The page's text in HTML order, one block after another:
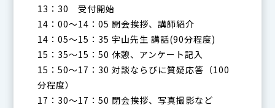
13：30 受付開始
14：00～14：05 開会挨拶、講師紹介
14：05～15：35 宇山先生 講話(90分程度)
15：35～15：50 休憩、アンケート記入
15：50～17：30 対談ならびに質疑応答（100
分程度）
17：30～17：50 閉会挨拶、写真撮影など